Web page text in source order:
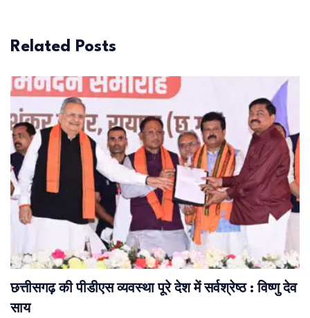
Related Posts
छत्तीसगढ़ की पीडीएस व्यवस्था पूरे देश में सर्वश्रेष्ठ : विष्णु देव
साय